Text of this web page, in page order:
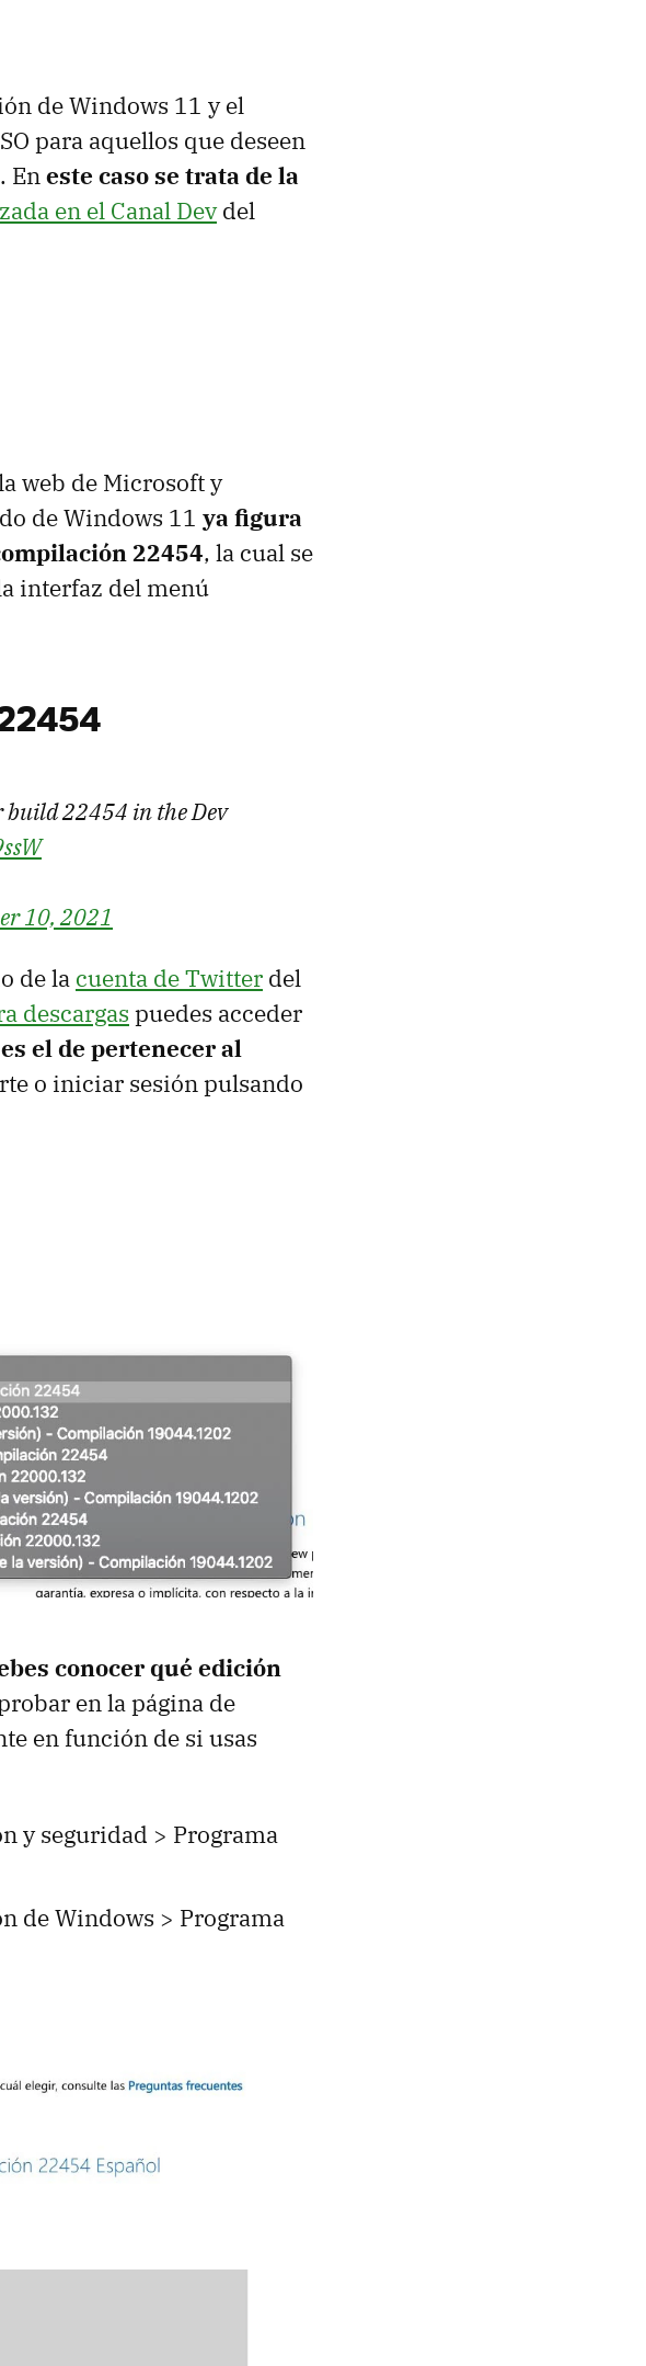
de Windows 11 y el
para aquellos que deseen
Eneste caso se trata de la
en el Canal Devdel
web de Microsoft y
de Windows 11 ya figura
22454, la cual se
interfaz del menú
build 22454 in the Dev
10, 2021
de la cuenta de Twitter del
descargas puedes acceder
el de pertenecer al
o iniciar sesión pulsando
conocer qué edición
en la página de
en función de si usas
y seguridad > Programa
de Windows > Programa